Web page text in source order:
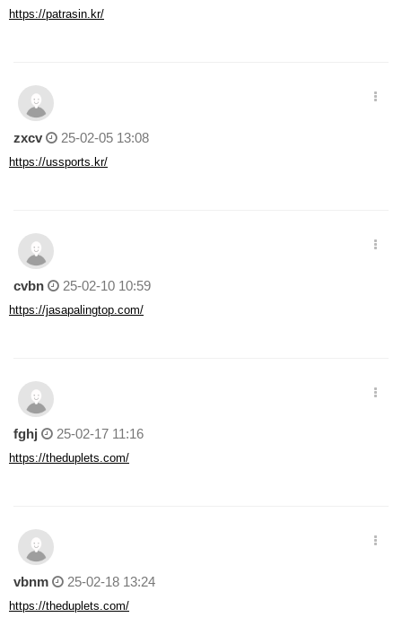
https://patrasin.kr/
zxcv 25-02-05 13:08
https://ussports.kr/
cvbn 25-02-10 10:59
https://jasapalingtop.com/
fghj 25-02-17 11:16
https://theduplets.com/
vbnm 25-02-18 13:24
https://theduplets.com/